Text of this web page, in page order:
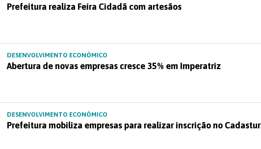
Prefeitura realiza Feira Cidadã com artesãos
DESENVOLVIMENTO ECONÔMICO
Abertura de novas empresas cresce 35% em Imperatriz
DESENVOLVIMENTO ECONÔMICO
Prefeitura mobiliza empresas para realizar inscrição no Cadastur